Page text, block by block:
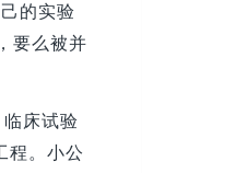
的实验
要么被并
床试验
程。小公